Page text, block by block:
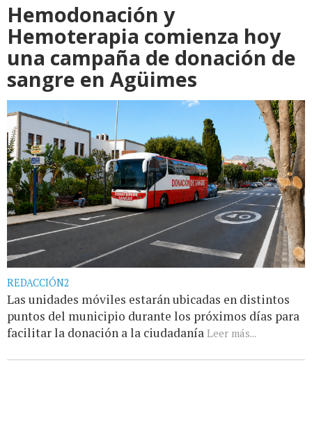
Hemodonación y
Hemoterapia comienza hoy
una campaña de donación de
sangre en Agüimes
REDACCIÓN2
Las unidades móviles estarán ubicadas en distintos
puntos del municipio durante los próximos días para
facilitar la donación a la ciudadanía Leer más...